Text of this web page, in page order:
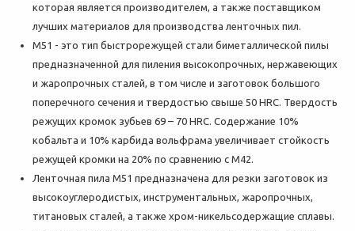
которая является производителем, а также поставщиком
лучших материалов для производства ленточных пил.
M51 - это тип быстрорежущей стали биметаллической пилы
предназначенной для пиления высокопрочных, нержавеющих
и жаропрочных сталей, в том числе и заготовок большого
поперечного сечения и твердостью свыше 50 HRC. Твердость
режущих кромок зубьев 69 – 70 HRC. Содержание 10%
кобальта и 10% карбида вольфрама увеличивает стойкость
режущей кромки на 20% по сравнению с M42.
Ленточная пила М51 предназначена для резки заготовок из
высокоуглеродистых, инструментальных, жаропрочных,
титановых сталей, а также хром-никельсодержащие сплавы.